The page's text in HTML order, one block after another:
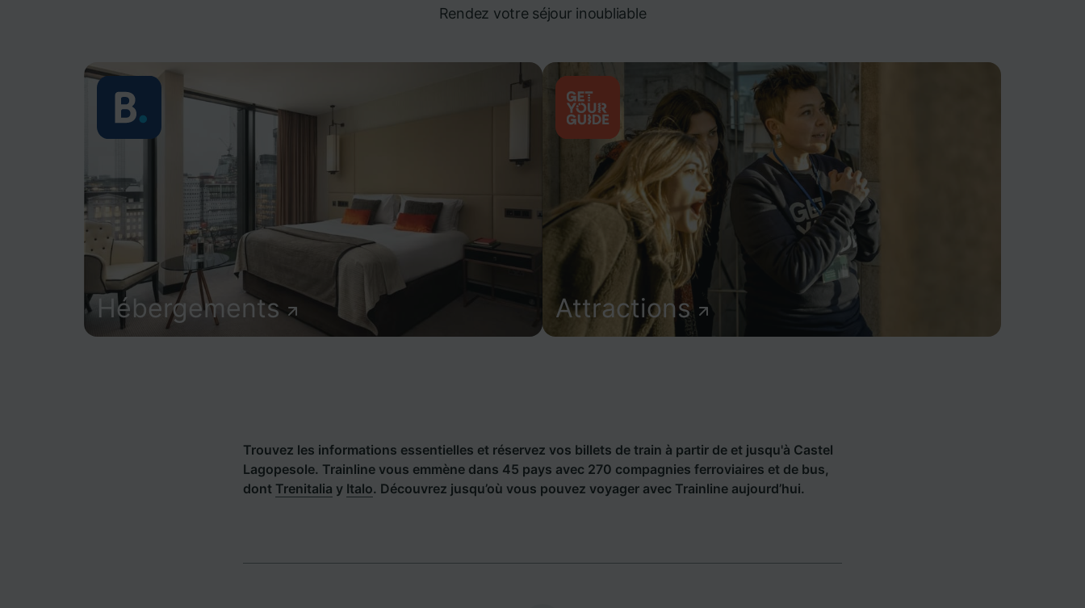
Rendez votre séjour inoubliable
Hébergements Attractions
Trouvez les informations essentielles et réservez vos billets de train à partir de et jusqu'à Castel
Lagopesole. Trainline vous emmène dans 45 pays avec 270 compagnies ferroviaires et de bus,
dont Trenitalia y Italo. Découvrez jusqu’où vous pouvez voyager avec Trainline aujourd’hui.